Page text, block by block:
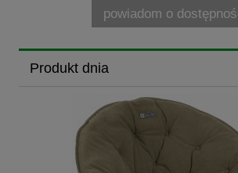
powiadom o
Produkt dnia